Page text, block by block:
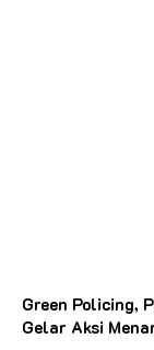
Green Policing,
Gelar Aksi